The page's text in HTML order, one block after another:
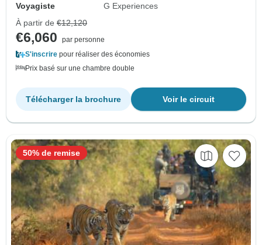
Voyagiste
G Experiences
À partir de €12,120
€6,060
par personne
S'inscrire pour réaliser des économies
Prix basé sur une chambre double
Voir le circuit
Télécharger la brochure
50% de remise